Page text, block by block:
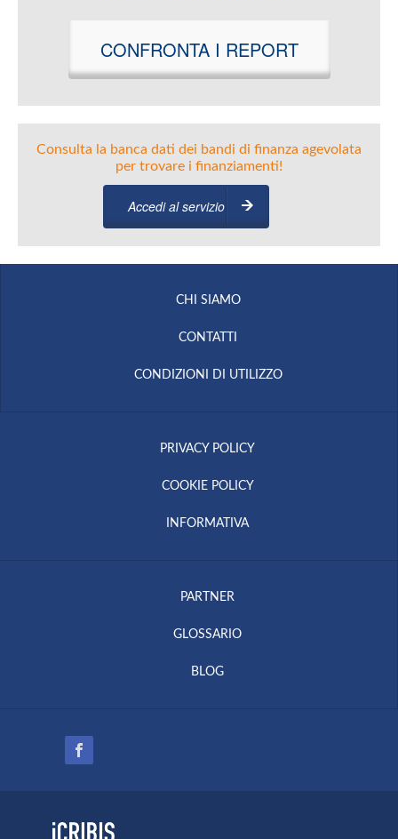
CONFRONTA I REPORT
Consulta la banca dati dei bandi di finanza agevolata
per trovare i finanziamenti!
Accedi al servizio
CHI SIAMO
CONTATTI
CONDIZIONI DI UTILIZZO
PRIVACY POLICY
COOKIE POLICY
INFORMATIVA
PARTNER
GLOSSARIO
BLOG